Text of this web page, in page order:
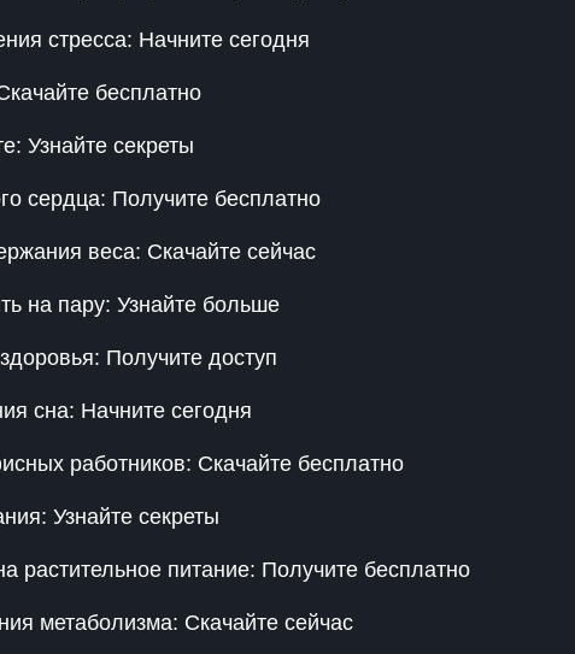
стресса: Начните сегодня
бесплатно
Узнайте секреты
сердца: Получите бесплатно
веса: Скачайте сейчас
на пару: Узнайте больше
Получите доступ
сна: Начните сегодня
работников: Скачайте бесплатно
Узнайте секреты
растительное питание: Получите бесплатно
метаболизма: Скачайте сейчас